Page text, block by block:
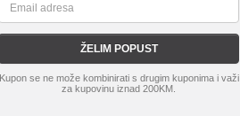
ŽELIM POPUST
Kupon se ne može kombinirati s drugim kuponima i važi
za kupovinu iznad 200KM.
ZED electronic AK/1,5
Audio kabel s RCA priključcima
Za spajanje audio uređaja